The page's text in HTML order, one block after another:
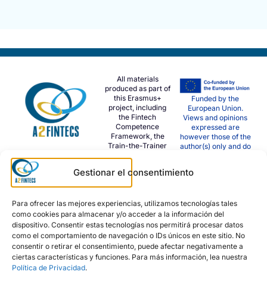
Gestionar el consentimiento
Para ofrecer las mejores experiencias, utilizamos tecnologías tales
como cookies para almacenar y/o acceder a la información del
dispositivo. Consentir estas tecnologías nos permitirá procesar datos
como el comportamiento de navegación o IDs únicos en este sitio. No
consentir o retirar el consentimiento, puede afectar negativamente a
ciertas características y funciones. Para más información, lea nuestra
Política de Privacidad.
All materials
produced as part of
this Erasmus+
project, including
the Fintech
Competence
Framework, the
Train-the-Trainer
Methodology, and
Digital Learning
are made available
under theCreative
Commons
International (CC
BY-NC-ND 4.0)
license.
Funded by the
European Union.
Views and opinions
expressed are
however those of the
author(s) only and do
European Union or
Culture Executive
Agency (EACEA).
Neither the European
Union nor EACEA can
be held responsible
for them.